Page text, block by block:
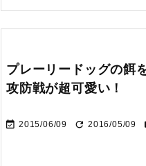
プレーリードッグの餌
攻防戦が超可愛い！
 2015/06/09  2016/05/09